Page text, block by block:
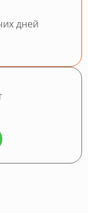
дней